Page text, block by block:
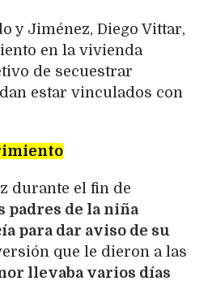
y Jiménez, Diego Vittar,
en la vivienda
de secuestrar
estar vinculados con
durante el fin de
padres de la niña
para dar aviso de su
que le dieron a las
llevaba varios días